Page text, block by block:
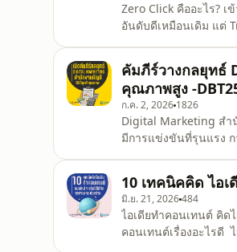
Zero Click คืออะไร?
อันดับดีเหมือนเดิม แต่
ไปพบว่ามีอีกปัจจัยหนึ่
คัมภีร์วางกลยุทธ์
คุณภาพสูง -
ก.ค. 2, 2026 1826
Digital Marketing สำ
มีการแข่งขันที่รุนแรง
10 เทคนิคคิด ไอ
มิ.ย. 21, 2026484
ไอเดียทำคอนเทนต์ คิด
คอนเทนต์เรื่องอะไรดี